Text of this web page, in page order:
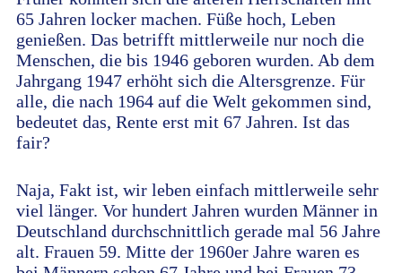
65 Jahren locker machen. Füße hoch, Leben
genießen. Das betrifft mittlerweile nur noch die
Menschen, die bis 1946 geboren wurden. Ab dem
Jahrgang 1947 erhöht sich die Altersgrenze. Für
alle, die nach 1964 auf die Welt gekommen sind,
bedeutet das, Rente erst mit 67 Jahren. Ist das
fair?
Naja, Fakt ist, wir leben einfach mittlerweile sehr
viel länger. Vor hundert Jahren wurden Männer in
Deutschland durchschnittlich gerade mal 56 Jahre
alt. Frauen 59. Mitte der 1960er Jahre waren es